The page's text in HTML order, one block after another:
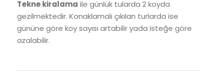
Tekne kiralama ile günlük tularda 2 koyda
gezilmektedir. Konaklamalı çıkılan turlarda ise
gününe göre koy sayısı artabilir yada isteğe göre
azalabilir.